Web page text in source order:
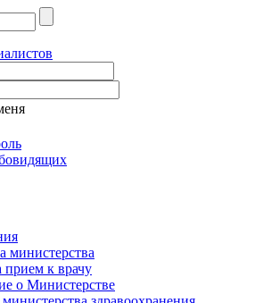
министерства
прием к врачу
о Министерстве